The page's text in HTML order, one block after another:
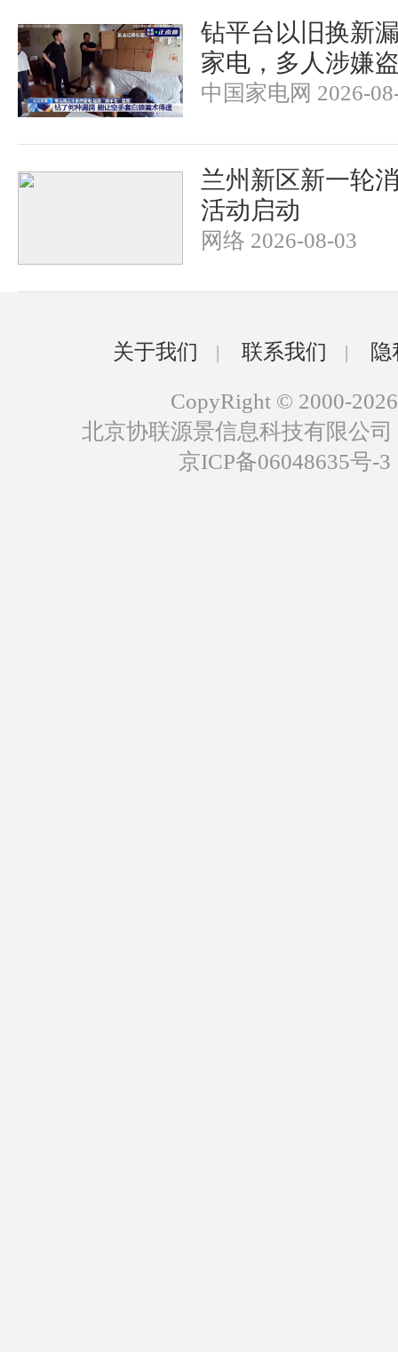
钻平台以旧换新
家电，多人涉嫌
中国家电网 2026-
兰州新区新一轮
活动启动
网络 2026-08-03
关于我们 | 联系我们 |
CopyRight © 2000-2026
北京协联源景信息科技有限公
京ICP备06048635号-3